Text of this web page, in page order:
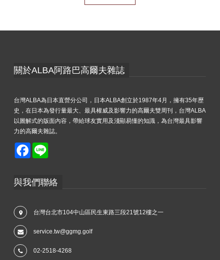
關於ALBA阿路巴高爾夫雜誌
台灣ALBA為日本直營分公司，日本ALBA創立於1987年4月，擁有35年歷
史，在日本為發行量最大、最具權威及影響力的高爾夫雙周刊，台灣ALBA
以圖解式的版面內容，帶給球友實用及淺顯易懂的知識，為台灣最具影響
力的高爾夫雜誌。
Facebook
與我們聯絡
台灣台北市104中山區民生東路三段21號12樓之一
service.tw@ggmg.golf
02-2518-4268